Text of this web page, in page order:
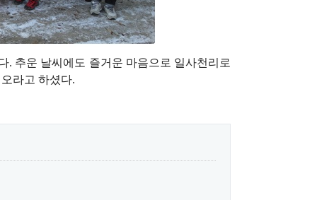
. 추운 날씨에도 즐거운 마음으로 일사천리로
라고 하셨다.